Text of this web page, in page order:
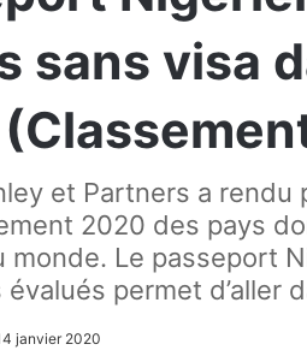
sans visa
et Partners a
2020 des pays
monde. Le passeport
permet d’aller
janvier 2020